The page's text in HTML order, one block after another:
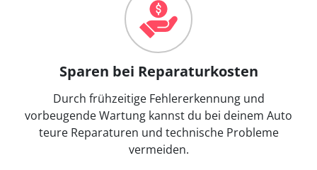
Sparen bei Reparaturkosten
Durch frühzeitige Fehlererkennung und
vorbeugende Wartung kannst du bei deinem Auto
teure Reparaturen und technische Probleme
vermeiden.